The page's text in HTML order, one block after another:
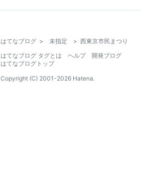
はてなブログ > 未指定 > 西東京市民まつり
はてなブログ タグとは
ヘルプ
開発ブログ
はてなブログトップ
Copyright (C) 2001-2026 Hatena.